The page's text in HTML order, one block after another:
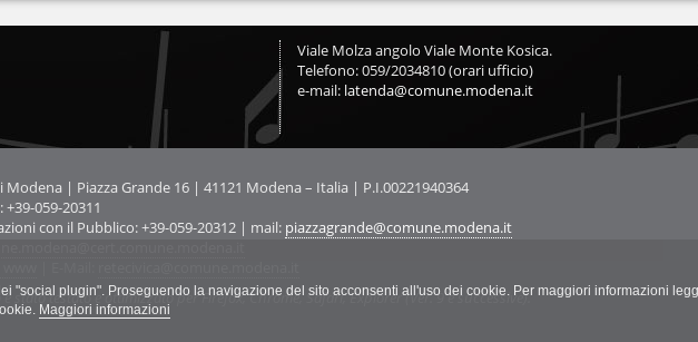
"social plugin". Proseguendo la navigazione del sito acconsenti all'uso dei cookie. Per maggiori informazioni
Maggiori informazioni
Viale Molza angolo Viale Monte Kosica.
Telefono: 059/2034810 (orari ufficio)
e-mail: latenda@comune.modena.it
Modena | Piazza Grande 16 | 41121 Modena – Italia | P.I.00221940364
059-20311
con il Pubblico: +39-059-20312 | mail: piazzagrande@comune.modena.it
è stato testato e ottimizzato per Firefox, Chrome, Safari, Explorer (Ver. 9 e successive).